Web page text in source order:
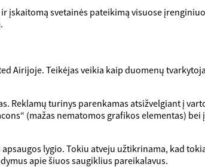
svetainės pateikimą visuose
Airijoje. Teikėjas veikia kaip duomenų
Reklamų turinys parenkamas atsižvelgiant į
(mažas nematomos grafikos elementas)
lygio. Tokiu atveju užtikrinama, kad
apie šiuos saugiklius pareikalavus.